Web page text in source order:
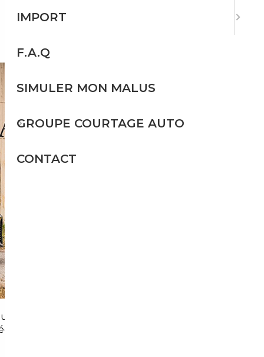
les marges excessives du marché
reçues, ce n'est ni compliqué ni risqué — à
IMPORT
F.A.Q
SIMULER MON MALUS
GROUPE COURTAGE AUTO
CONTACT